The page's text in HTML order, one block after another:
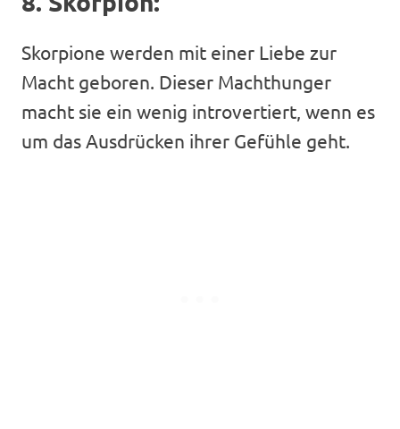
Skorpione werden mit einer Liebe zur
Macht geboren. Dieser Machthunger
macht sie ein wenig introvertiert, wenn es
um das Ausdrücken ihrer Gefühle geht.